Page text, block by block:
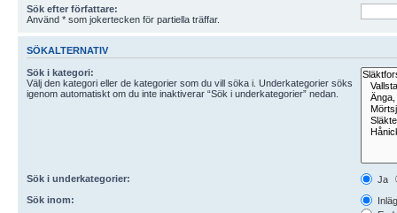
Sök efter författare:
Använd * som jokertecken för partiella träffar.
SÖKALTERNATIV
Sök i kategori:
Välj den kategori eller de kategorier som du vill söka i. Underkategorier söks
igenom automatiskt om du inte inaktiverar “Sök i underkategorier” nedan.
Sök i underkategorier:
Ja
Sök inom: